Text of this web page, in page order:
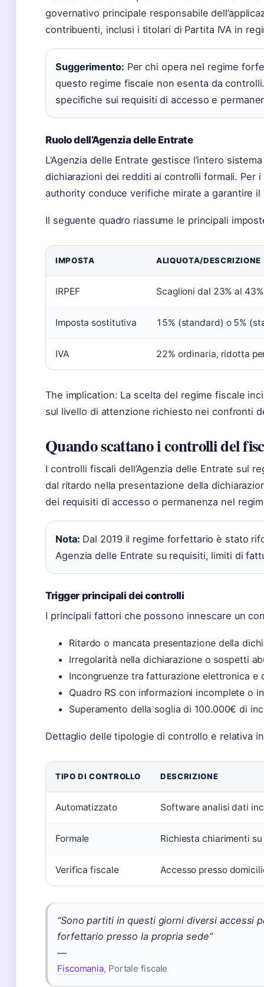
governativo principale responsabile
contribuenti, inclusi i titolari di Partita IVA in
Suggerimento: Per chi opera nel regime
questo regime fiscale non esenta da
specifiche sui requisiti di accesso e
Ruolo dell’Agenzia delle Entrate
L’Agenzia delle Entrate gestisce l’intero
dichiarazioni dei redditi ai controlli formali.
authority conduce verifiche mirate a garantire
Il seguente quadro riassume le principali
IMPOSTA ALIQUOTA/DESCRIZIONE
IRPEF Scaglioni dal 23% al 43%
Imposta sostitutiva 15% (standard) o 5%
IVA 22% ordinaria, ridotta
The implication: La scelta del regime fiscale
sul livello di attenzione richiesto nei confronti
Quando scattano i controlli del
I controlli fiscali dell’Agenzia delle Entrate sul
dal ritardo nella presentazione della
dei requisiti di accesso o permanenza nel
Nota: Dal 2019 il regime forfettario è stato
Agenzia delle Entrate su requisiti, limiti di
Trigger principali dei controlli
I principali fattori che possono innescare un
Ritardo o mancata presentazione della
Irregolarità nella dichiarazione o sospetti
Incongruenze tra fatturazione elettronica e
Quadro RS con informazioni incomplete o
Superamento della soglia di 100.000€ di
Dettaglio delle tipologie di controllo e relativa
TIPO DI CONTROLLO DESCRIZIONE
Automatizzato Software analisi dati
Formale Richiesta chiarimenti su
Verifica fiscale Accesso presso
“Sono partiti in questi giorni diversi accessi
forfettario presso la propria sede”
—
Fiscomania, Portale fiscale